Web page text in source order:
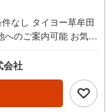
なし タイヨー草牟田
へのご案内可能 お気軽
で徒歩3分（約180
）・南日本銀行
タイヨー草牟田店ま
田二丁目店まで徒歩7
会社